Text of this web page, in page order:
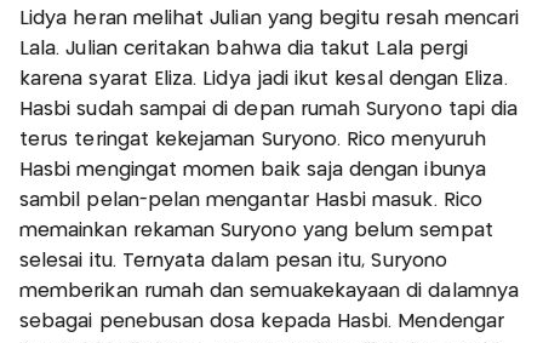
Lidya heran melihat Julian yang begitu resah mencari
Lala. Julian ceritakan bahwa dia takut Lala pergi
karena syarat Eliza. Lidya jadi ikut kesal dengan Eliza.
Hasbi sudah sampai di depan rumah Suryono tapi dia
terus teringat kekejaman Suryono. Rico menyuruh
Hasbi mengingat momen baik saja dengan ibunya
sambil pelan-pelan mengantar Hasbi masuk. Rico
memainkan rekaman Suryono yang belum sempat
selesai itu. Ternyata dalam pesan itu, Suryono
memberikan rumah dan semuakekayaan di dalamnya
sebagai penebusan dosa kepada Hasbi. Mendengar